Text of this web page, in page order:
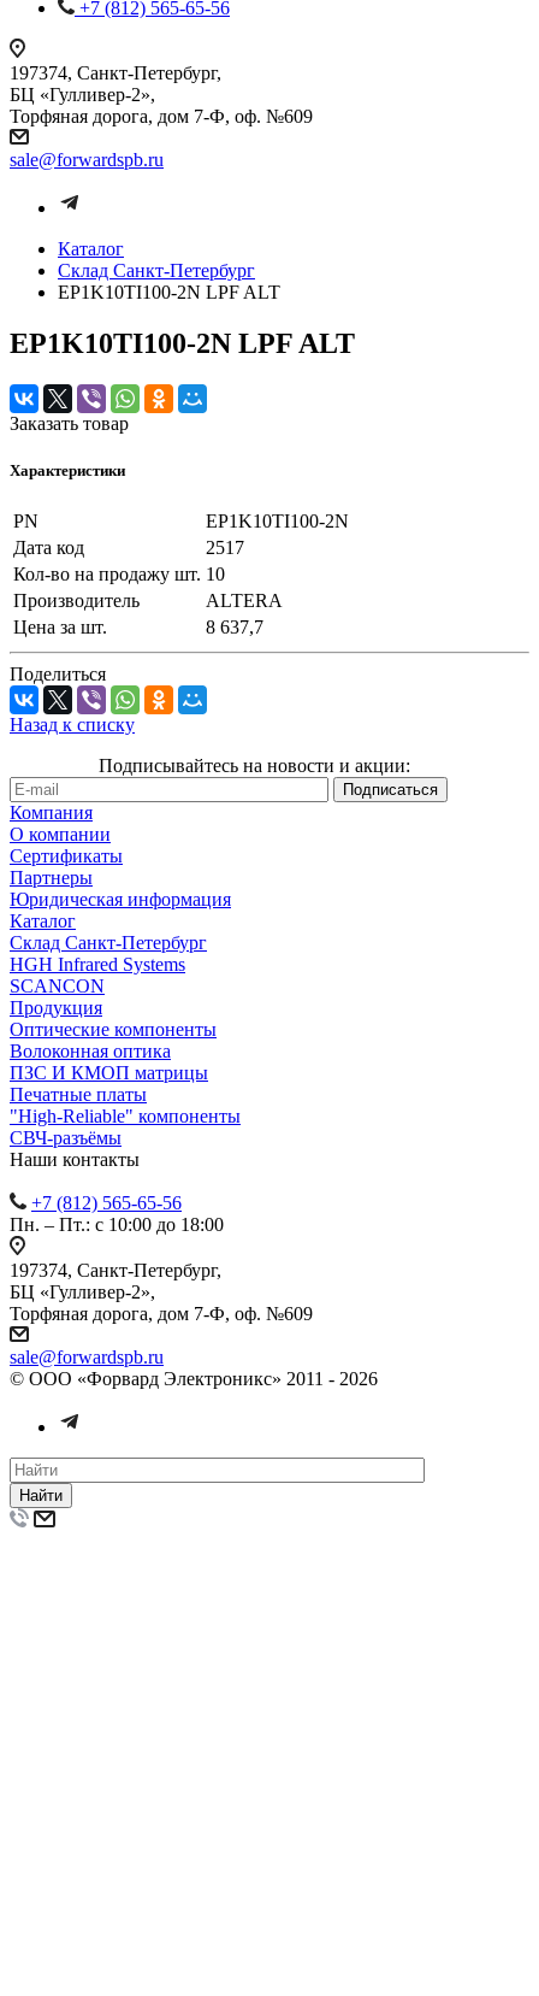
+7 (812) 565-65-56
197374, Санкт-Петербург,
БЦ «Гулливер-2»,
Торфяная дорога, дом 7-Ф, оф. №609
sale@forwardspb.ru
Каталог
Cклад Санкт-Петербург
EP1K10TI100-2N LPF ALT
EP1K10TI100-2N LPF ALT
Заказать товар
Характеристики
PN
EP1K10TI100-2N
Дата код
2517
Кол-во на продажу шт. 10
Производитель
ALTERA
Цена за шт.
8 637,7
Поделиться
Назад к списку
Подписывайтесь на новости и акции:
Компания
О компании
Сертификаты
Партнеры
Юридическая информация
Каталог
Cклад Санкт-Петербург
HGH Infrared Systems
SCANCON
Продукция
Оптические компоненты
Волоконная оптика
ПЗС И КМОП матрицы
Печатные платы
"High-Reliable" компоненты
СВЧ-разъёмы
Наши контакты
+7 (812) 565-65-56
Пн. – Пт.: с 10:00 до 18:00
197374, Санкт-Петербург,
БЦ «Гулливер-2»,
Торфяная дорога, дом 7-Ф, оф. №609
sale@forwardspb.ru
© ООО «Форвард Электроникс» 2011 - 2026
Найти